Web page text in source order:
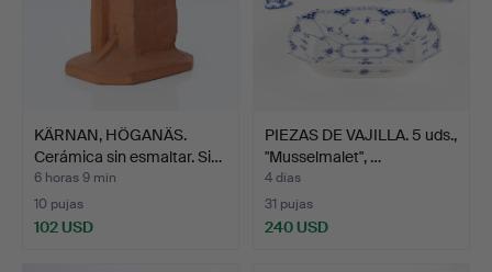
KÄRNAN, HÖGANÄS.
Cerámica sin esmaltar. Si…
6 horas 9 min
10 pujas
102 USD
PIEZAS DE VAJILLA. 5 uds.,
"Musselmalet", …
4 días
31 pujas
240 USD